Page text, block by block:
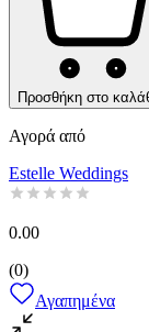
Προσθήκη στο
Αγορά από
Estelle Weddings
0.00
(0)
Αγαπημένα